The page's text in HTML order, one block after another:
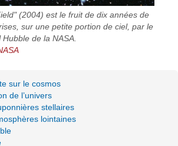
(2004) est le fruit de dix années de
sur une petite portion de ciel, par le
de la NASA.
sur le cosmos
de l’univers
stellaires
lointaines